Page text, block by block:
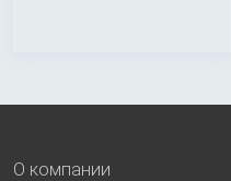
О компании